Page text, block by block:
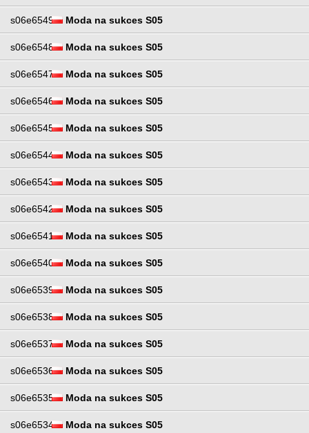
s06e6549 Moda na sukces S05
s06e6548 Moda na sukces S05
s06e6547 Moda na sukces S05
s06e6546 Moda na sukces S05
s06e6545 Moda na sukces S05
s06e6544 Moda na sukces S05
s06e6543 Moda na sukces S05
s06e6542 Moda na sukces S05
s06e6541 Moda na sukces S05
s06e6540 Moda na sukces S05
s06e6539 Moda na sukces S05
s06e6538 Moda na sukces S05
s06e6537 Moda na sukces S05
s06e6536 Moda na sukces S05
s06e6535 Moda na sukces S05
s06e6534 Moda na sukces S05